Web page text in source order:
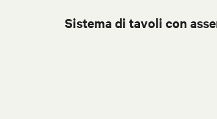
Sistema di tavoli con